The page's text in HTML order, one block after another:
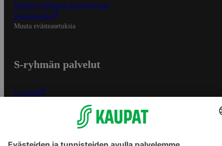
Mobiilisovelluksen saavutettavuus
Mainostajalle
Muuta evästeasetuksia
S-ryhmän palvelut
S-ryhmä
Yhteishyvä Ruoka -sovellus